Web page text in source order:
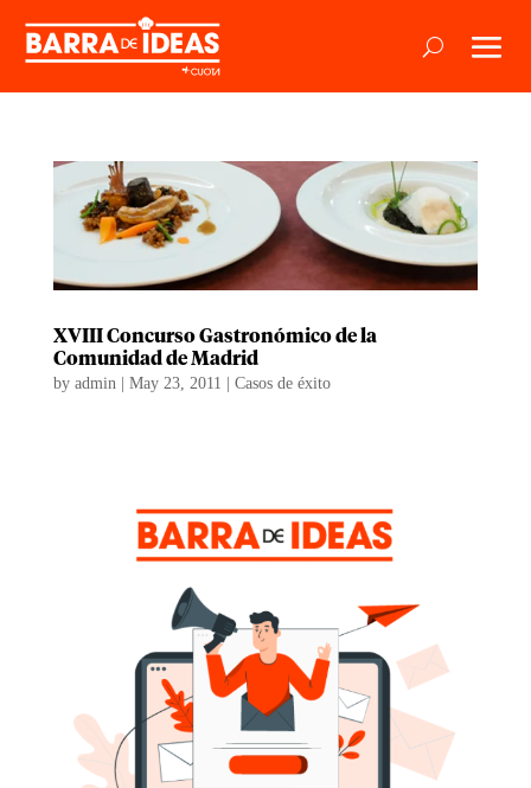
XVIII Concurso Gastronómico de la
Comunidad de Madrid
by admin| May 23, 2011 Casos de éxito